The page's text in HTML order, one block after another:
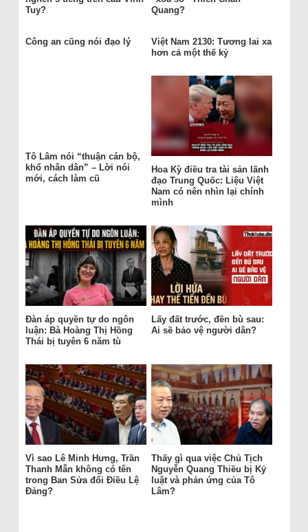
Tuy?
Quang?
Công an cũng nói đạo lý
Việt Nam 2130: Tương lai xa
hơn cả một thế kỷ
Tô Lâm nói “thuận cán bộ,
khổ nhân dân” – Lời nói
mới, cách làm cũ
Hoa Kỳ điều tra tài sản lãnh
đạo Trung Quốc: Liệu Việt
Nam có nên nhìn lại chính
mình
Đàn áp quyền tự do ngôn
luận: Bà Hoàng Thị Hồng
Thái bị tuyên 6 năm tù
Lấy đất trước, đền bù sau:
Ai sẽ bảo vệ người dân?
Vì sao Lê Minh Hưng, Trần
Thanh Mẫn không có tên
trong Ban Sửa đổi Điều Lệ
Đảng?
Thấy gì qua việc Chủ Tịch
Nguyễn Quang Thiều bị Kỷ
luật và phản ứng của Tô
Lâm?